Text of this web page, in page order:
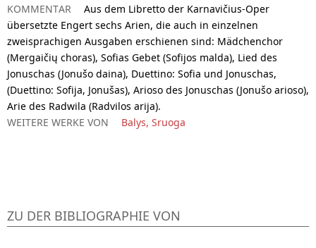
KOMMENTAR
Aus dem Libretto der Karnavičius-Oper
übersetzte Engert sechs Arien, die auch in einzelnen
zweisprachigen Ausgaben erschienen sind: Mädchenchor
(Mergaičių choras), Sofias Gebet (Sofijos malda), Lied des
Jonuschas (Jonušo daina), Duettino: Sofia und Jonuschas,
(Duettino: Sofija, Jonušas), Arioso des Jonuschas (Jonušo arioso),
Arie des Radwila (Radvilos arija).
WEITERE WERKE VON
Balys, Sruoga
ZU DER BIBLIOGRAPHIE VON